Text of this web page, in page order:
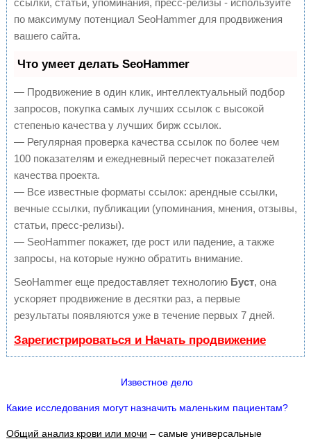
ссылки, статьи, упоминания, пресс-релизы - используйте
по максимуму потенциал SeoHammer для продвижения
вашего сайта.
Что умеет делать SeoHammer
— Продвижение в один клик, интеллектуальный подбор
запросов, покупка самых лучших ссылок с высокой
степенью качества у лучших бирж ссылок.
— Регулярная проверка качества ссылок по более чем
100 показателям и ежедневный пересчет показателей
качества проекта.
— Все известные форматы ссылок: арендные ссылки,
вечные ссылки, публикации (упоминания, мнения, отзывы,
статьи, пресс-релизы).
— SeoHammer покажет, где рост или падение, а также
запросы, на которые нужно обратить внимание.
SeoHammer еще предоставляет технологию Буст, она
ускоряет продвижение в десятки раз, а первые
результаты появляются уже в течение первых 7 дней.
Зарегистрироваться и Начать продвижение
Известное дело
Какие исследования могут назначить маленьким пациентам?
Общий анализ крови или мочи – самые универсальные